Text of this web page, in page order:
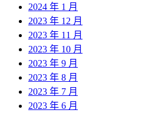
2024 年 1 月
2023 年 12 月
2023 年 11 月
2023 年 10 月
2023 年 9 月
2023 年 8 月
2023 年 7 月
2023 年 6 月